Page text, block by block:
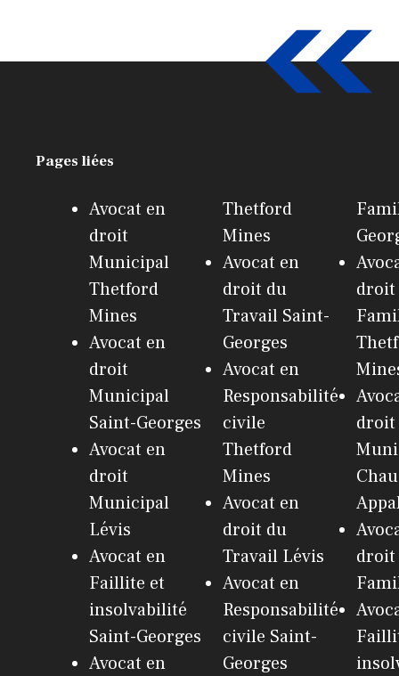
Pages liées
Avocat en
droit
Municipal
Thetford
Mines
Avocat en
droit
Municipal
Saint-Georges
Avocat en
droit
Municipal
Lévis
Avocat en
Faillite et
insolvabilité
Saint-Georges
Avocat en
Thetford
Mines
Avocat en
droit du
Travail Saint-
Georges
Avocat en
Responsabilité
civile
Thetford
Mines
Avocat en
droit du
Travail Lévis
Avocat en
Responsabilité
civile Saint-
Georges
droit
droit
droit